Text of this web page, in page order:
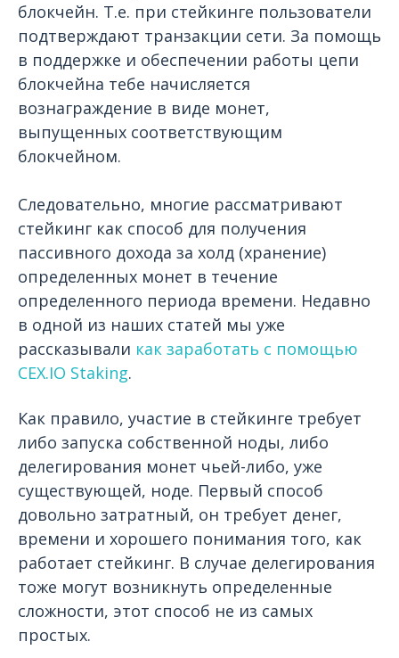
блокчейн. Т.е. при стейкинге пользователи
подтверждают транзакции сети. За помощь
в поддержке и обеспечении работы цепи
блокчейна тебе начисляется
вознаграждение в виде монет,
выпущенных соответствующим
блокчейном.
Следовательно, многие рассматривают
стейкинг как способ для получения
пассивного дохода за холд (хранение)
определенных монет в течение
определенного периода времени. Недавно
в одной из наших статей мы уже
рассказывали как заработать с помощью
CEX.IO Staking.
Как правило, участие в стейкинге требует
либо запуска собственной ноды, либо
делегирования монет чьей-либо, уже
существующей, ноде. Первый способ
довольно затратный, он требует денег,
времени и хорошего понимания того, как
работает стейкинг. В случае делегирования
тоже могут возникнуть определенные
сложности, этот способ не из самых
простых.